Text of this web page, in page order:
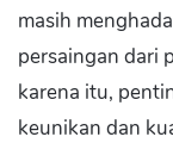
masih
persaingan dari
karena itu,
keunikan dan